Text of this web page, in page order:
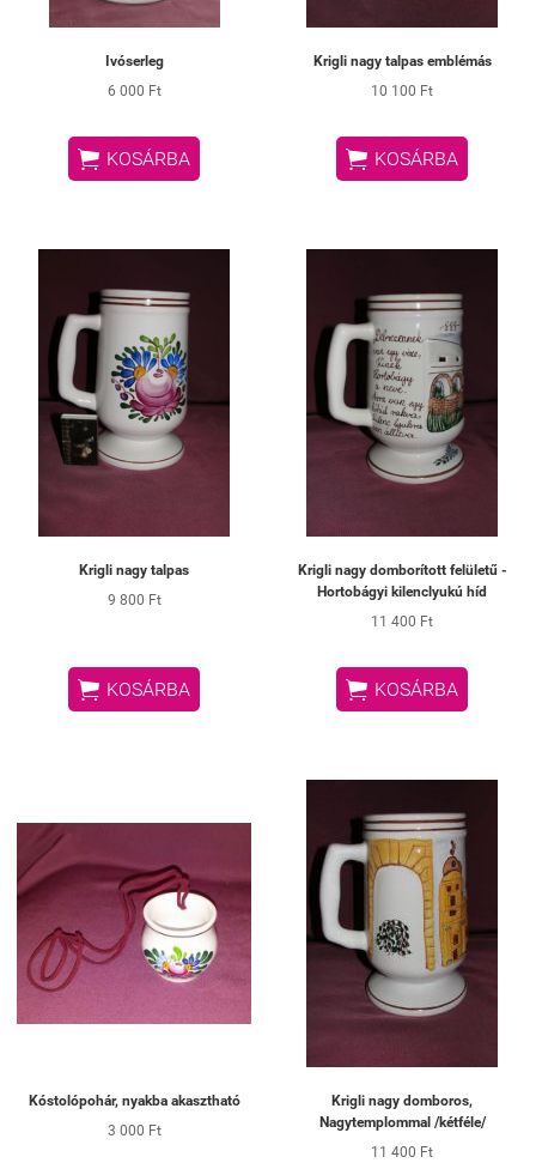
Ivóserleg
6 000 Ft
 KOSÁRBA
Krigli nagy talpas emblémás
10 100 Ft
 KOSÁRBA
Krigli nagy talpas
9 800 Ft
 KOSÁRBA
Krigli nagy domborított felületű -
Hortobágyi kilenclyukú híd
11 400 Ft
 KOSÁRBA
Kóstolópohár, nyakba akasztható
3 000 Ft
Krigli nagy domboros,
Nagytemplommal /kétféle/
11 400 Ft